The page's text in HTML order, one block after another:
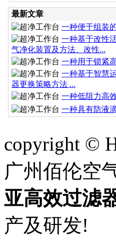
最新文章
一种便于组装
一种基于改性
气净化装置及方法、改性...
一种用于锁紧
一种基于智慧
器更换策略方法 ...
一种低阻力高
一种具有防液
copyright ©
广州佰伦空
亚高效过滤
产及研发!